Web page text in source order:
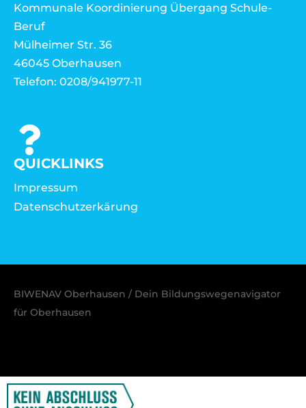
Kommunale Koordinierung Übergang Schule-
Beruf
Mülheimer Str. 36
46045 Oberhausen
Telefon: 0208/941977-11
QUICKLINKS
Impressum
Datenschutzerkärung
BIWENAV Oberhausen / Dein Bildungswegenavigator
für Oberhausen